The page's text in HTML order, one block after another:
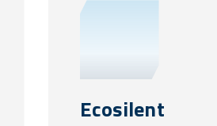
Ecosilent